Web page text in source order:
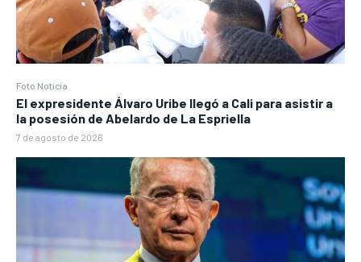
Foto Noticia
El expresidente Álvaro Uribe llegó a Cali para asistir a
la posesión de Abelardo de La Espriella
7 de agosto de 2026